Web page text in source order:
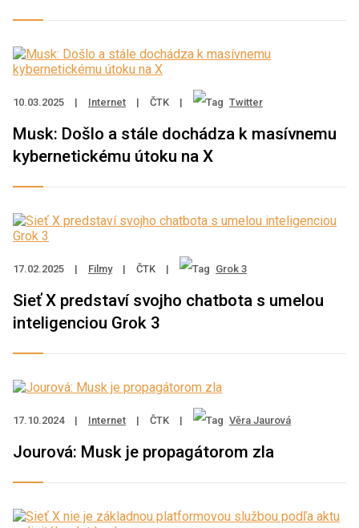
10.03.2025 | Internet | ČTK | Twitter
Musk: Došlo a stále dochádza k masívnemu
kybernetickému útoku na X
17.02.2025 | Filmy | ČTK | Grok 3
Sieť X predstaví svojho chatbota s umelou
inteligenciou Grok 3
17.10.2024 | Internet | ČTK | Věra Jaurová
Jourová: Musk je propagátorom zla